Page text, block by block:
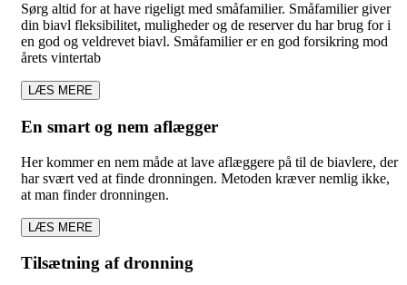
Sørg altid for at have rigeligt med småfamilier. Småfamilier giver
din biavl fleksibilitet, muligheder og de reserver du har brug for i
en god og veldrevet biavl. Småfamilier er en god forsikring mod
årets vintertab
LÆS MERE
En smart og nem aflægger
Her kommer en nem måde at lave aflæggere på til de biavlere, der
har svært ved at finde dronningen. Metoden kræver nemlig ikke,
at man finder dronningen.
LÆS MERE
Tilsætning af dronning